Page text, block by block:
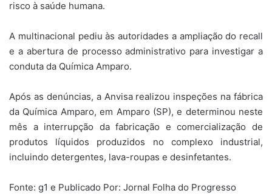
risco à saúde humana.
A multinacional pediu às autoridades a ampliação do recall
e a abertura de processo administrativo para investigar a
conduta da Química Amparo.
Após as denúncias, a Anvisa realizou inspeções na fábrica
da Química Amparo, em Amparo (SP), e determinou neste
mês a interrupção da fabricação e comercialização de
produtos líquidos produzidos no complexo industrial,
incluindo detergentes, lava-roupas e desinfetantes.
Fonte: g1 e Publicado Por: Jornal Folha do Progresso